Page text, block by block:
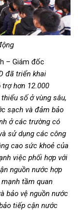
– Giám đốc
đã triển khai
hơn 12.000
số ở vùng sâu,
sạch và đảm bảo
ở các trường có
sử dụng các công
cao sức khoẻ của
việc phối hợp với
nguồn nước hợp
tầm quan
bảo vệ nguồn nước
tiếp cận nước